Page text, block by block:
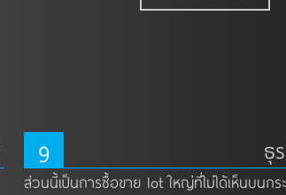
9 ธุ
ส่วนนี้เป็นการซื้อขาย lot ใหญ่ที่ไม่ได้เห็นบนก